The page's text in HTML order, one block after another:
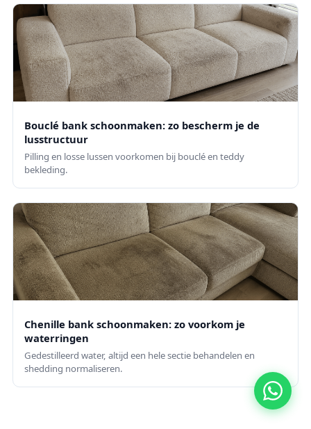
Bouclé bank schoonmaken: zo bescherm je de
lusstructuur
Pilling en losse lussen voorkomen bij bouclé en teddy
bekleding.
Chenille bank schoonmaken: zo voorkom je
waterringen
Gedestilleerd water, altijd een hele sectie behandelen en
shedding normaliseren.